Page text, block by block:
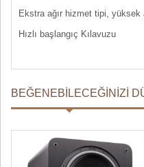
Ekstra ağır hizmet tipi, yüksek
Hızlı başlangıç ​​Kılavuzu
BEĞENEBILECEĞINIZI